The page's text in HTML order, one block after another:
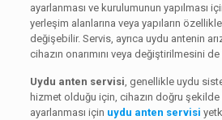
ayarlanması ve kurulumunun yapılması
yerleşim alanlarına veya yapıların
değişebilir. Servis, ayrıca uydu antenin
cihazın onarımını veya değiştirilmesini
Uydu anten servisi, genellikle uydu
hizmet olduğu için, cihazın doğru şekilde
ayarlanması için uydu anten servisi